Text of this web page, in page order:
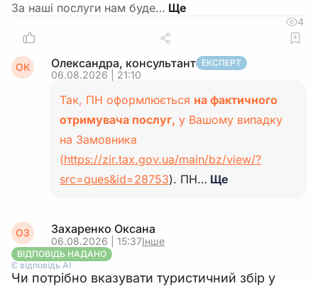
За наші послуги нам буде…
4
ОК Олександра, консультант ЕКСПЕРТ
06.08.2026 | 21:10
Так, ПН оформлюється на фактичного
отримувача послуг, у Вашому випадку
на Замовника
(https://zir.tax.gov.ua/main/bz/view/?
src=ques&id=28753). ПН… Ще
ОЗ Захаренко Оксана
06.08.2026 | 15:37Інше
ВІДПОВІДЬ НАДАНО
Є відповідь АІ
Чи потрібно вказувати туристичний збір у